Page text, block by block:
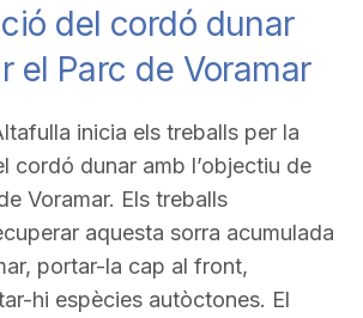
del cordó dunar
el Parc de Voramar
inicia els treballs per la
cordó dunar amb l’objectiu de
Voramar. Els treballs
aquesta sorra acumulada
portar-la cap al front,
hi espècies autòctones. El